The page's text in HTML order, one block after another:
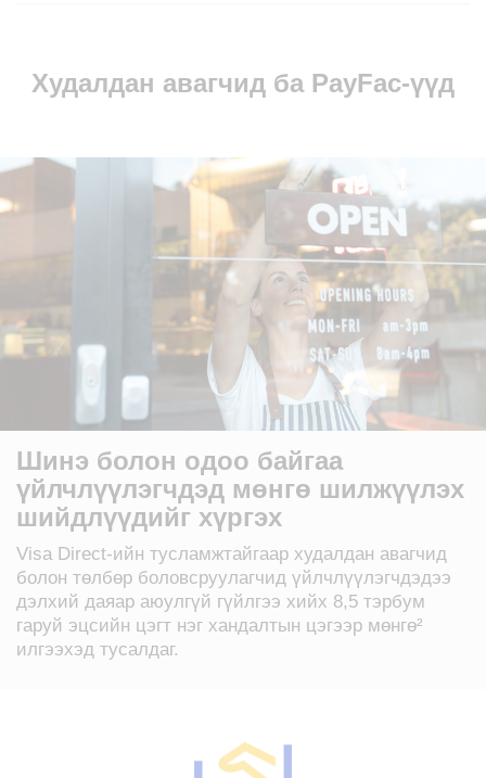
Худалдан авагчид ба PayFac-үүд
Шинэ болон одоо байгаа
үйлчлүүлэгчдэд мөнгө шилжүүлэх
шийдлүүдийг хүргэх
Visa Direct-ийн тусламжтайгаар худалдан авагчид
болон төлбөр боловсруулагчид үйлчлүүлэгчдэдээ
дэлхий даяар аюулгүй гүйлгээ хийх 8,5 тэрбум
гаруй эцсийн цэгт нэг хандалтын цэгээр мөнгө²
илгээхэд тусалдаг.